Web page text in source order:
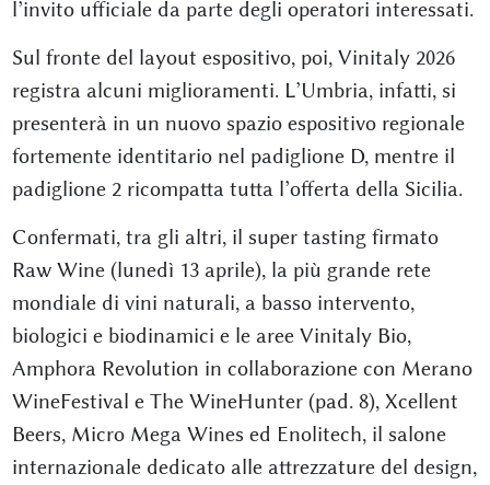
l’invito ufficiale da parte degli operatori interessati.
Sul fronte del layout espositivo, poi, Vinitaly 2026
registra alcuni miglioramenti. L’Umbria, infatti, si
presenterà in un nuovo spazio espositivo regionale
fortemente identitario nel padiglione D, mentre il
padiglione 2 ricompatta tutta l’offerta della Sicilia.
Confermati, tra gli altri, il super tasting firmato
Raw Wine (lunedì 13 aprile), la più grande rete
mondiale di vini naturali, a basso intervento,
biologici e biodinamici e le aree Vinitaly Bio,
Amphora Revolution in collaborazione con Merano
WineFestival e The WineHunter (pad. 8), Xcellent
Beers, Micro Mega Wines ed Enolitech, il salone
internazionale dedicato alle attrezzature del design,